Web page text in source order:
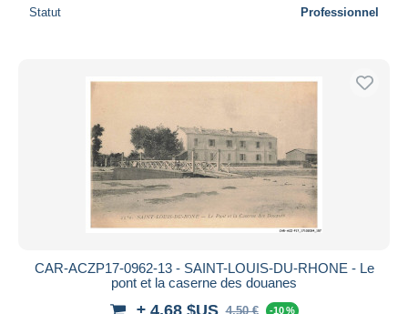
Statut Professionnel
CAR-ACZP17-0962-13 - SAINT-LOUIS-DU-RHONE - Le
pont et la caserne des douanes
± 4,68 $US 4,50 € -10 %